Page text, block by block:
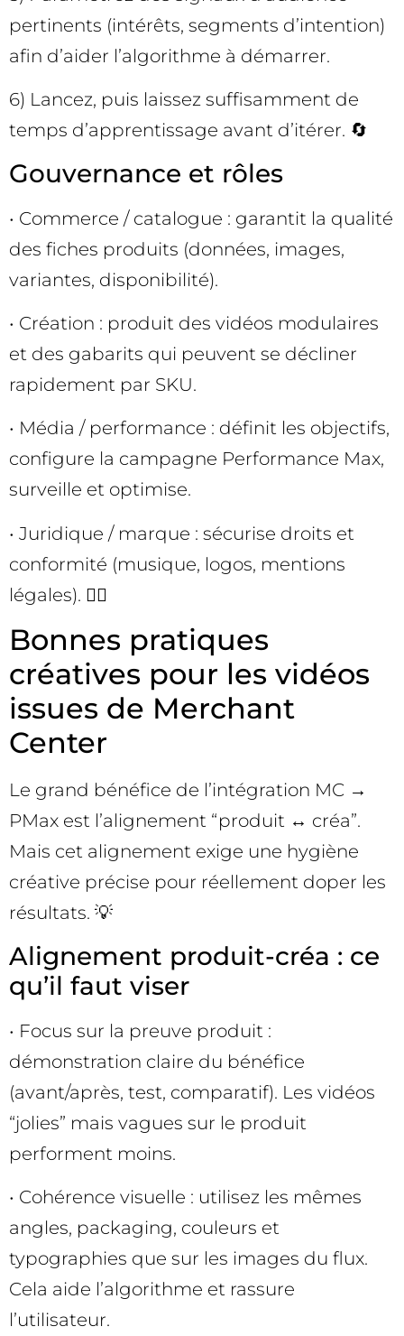
pertinents (intérêts, segments d’intention)
afin d’aider l’algorithme à démarrer.
6) Lancez, puis laissez suffisamment de
temps d’apprentissage avant d’itérer. 🔄
Gouvernance et rôles
• Commerce / catalogue : garantit la qualité
des fiches produits (données, images,
variantes, disponibilité).
• Création : produit des vidéos modulaires
et des gabarits qui peuvent se décliner
rapidement par SKU.
• Média / performance : définit les objectifs,
configure la campagne Performance Max,
surveille et optimise.
• Juridique / marque : sécurise droits et
conformité (musique, logos, mentions
légales). 🧑‍⚖️
Bonnes pratiques
créatives pour les vidéos
issues de Merchant
Center
Le grand bénéfice de l’intégration MC →
PMax est l’alignement “produit ↔ créa”.
Mais cet alignement exige une hygiène
créative précise pour réellement doper les
résultats. 💡
Alignement produit-créa : ce
qu’il faut viser
• Focus sur la preuve produit :
démonstration claire du bénéfice
(avant/après, test, comparatif). Les vidéos
“jolies” mais vagues sur le produit
performent moins.
• Cohérence visuelle : utilisez les mêmes
angles, packaging, couleurs et
typographies que sur les images du flux.
Cela aide l’algorithme et rassure
l’utilisateur.